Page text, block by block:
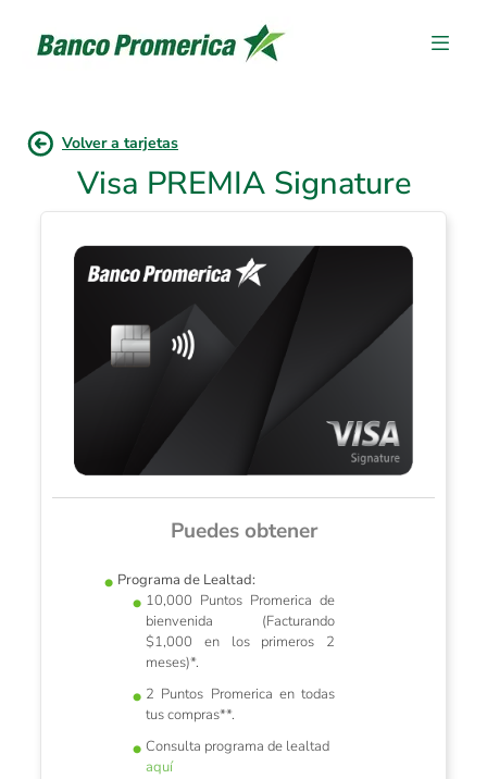
Volver a tarjetas
Visa PREMIA Signature
Puedes obtener
Programa de Lealtad:
10,000 Puntos Promerica de
bienvenida (Facturando
$1,000 en los primeros 2
meses)*.
2 Puntos Promerica en todas
tus compras**.
Consulta programa de lealtad
aquí